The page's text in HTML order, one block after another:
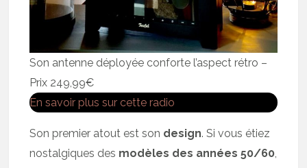
Son antenne déployée conforte l’aspect rétro –
Prix 249,99€
En savoir plus sur cette radio
Son premier atout est son design. Si vous étiez
nostalgiques des modèles des années 50/60